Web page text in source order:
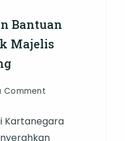
Bantuan
Majelis
Comment
Kukar
Kartanegara